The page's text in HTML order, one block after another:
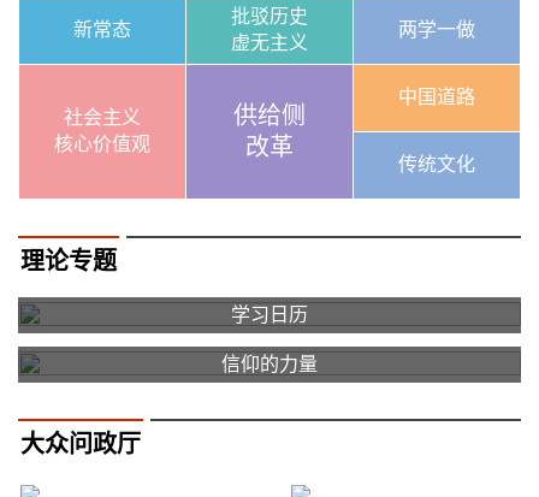
新常态
批驳历史
虚无主义
两学一做
社会主义
核心价值观
供给侧
改革
中国道路
传统文化
理论专题
学习日历
信仰的力量
大众问政厅